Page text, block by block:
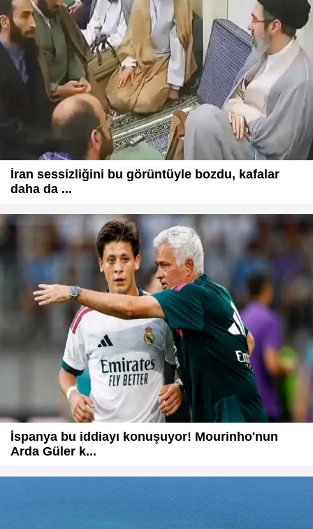
İran sessizliğini bu görüntüyle bozdu, kafalar
daha da ...
İspanya bu iddiayı konuşuyor! Mourinho'nun
Arda Güler k...